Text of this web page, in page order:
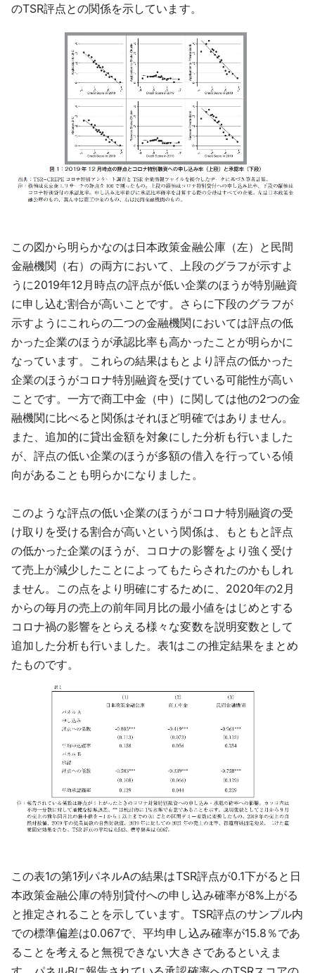
のTSR評点との関係を示しています。
この図から明らかなのは日本政策金融公庫（左）と民間
金融機関（右）の両方において、上段のグラフが示すよ
うに2019年12月時点の評点が低い企業のほうが特別融資
に申し込む割合が高いことです。さらに下段のグラフが
示すようにこれらの二つの金融機関においては評点の低
かった企業のほうが承認比率も高かったことが明らかに
なっています。これらの結果はもとより評点の低かった
企業のほうがコロナ特別融資を受けている可能性が高い
ことです。一方で商工中金（中）に関しては他の2つの金
融機関に比べると関係はそれほど明確ではありません。
また、追加的に貸出金額を対象にした分析も行いました
が、評点の低い企業のほうが多額の借入を行っている傾
向があることも明らかになりました。
このような評点の低い企業のほうがコロナ特別融資の受
け取りを受ける割合が高いという関係は、もともと評点
の低かった企業のほうが、コロナの影響をより強く受け
て売上が減少したことによってもたらされたのかもしれ
ません。この点をより明確にするために、2020年の2月
からの毎月の売上の前年同月比の最小値をはじめとする
コロナ禍の影響をとらえる様々な変数を説明変数として
追加した分析も行いました。表1はこの推定結果をまとめ
たものです。
この表1の第1列パネルAの結果はTSR評点が0.1下がると日
本政策金融公庫の特別貸付への申し込み確率が8%上がる
と推定されることを示しています。TSR評点のサンプル内
での標準偏差は0.067で、平均申し込み確率が15.8％であ
ることを考えると無視できない大きさであるといえま